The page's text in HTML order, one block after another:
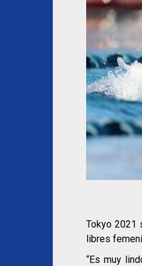
Tokyo 2021
libres
“Es muy